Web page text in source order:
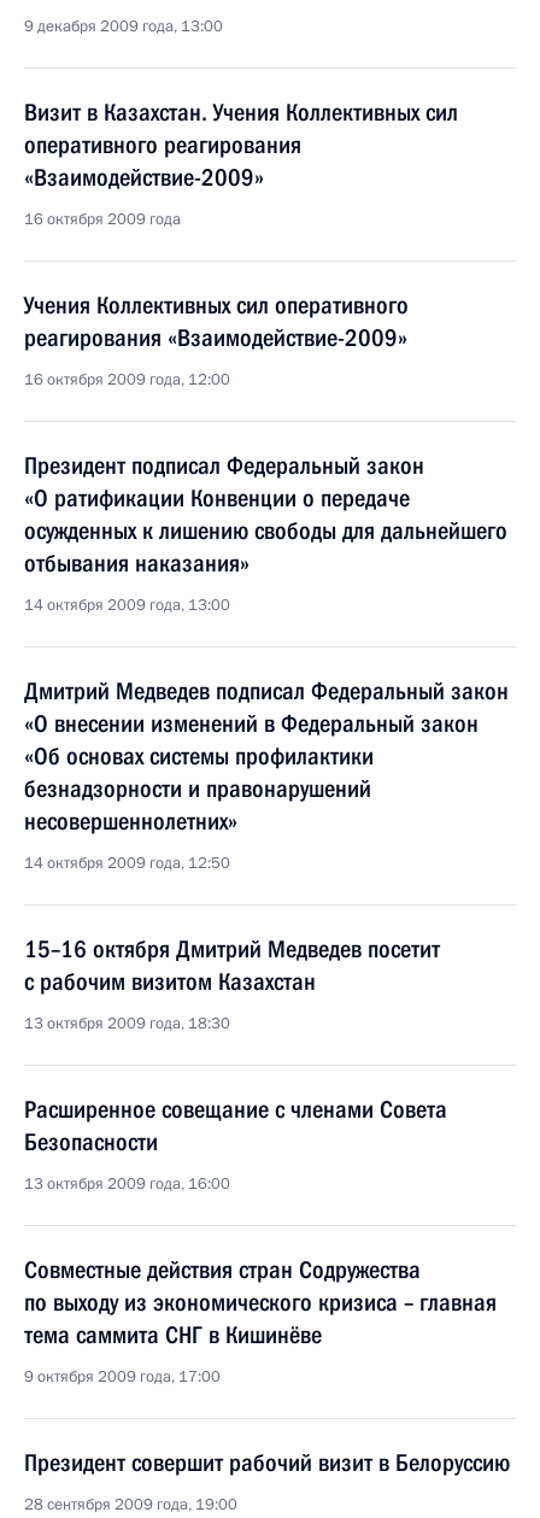
9 декабря 2009 года, 13:00
Визит в Казахстан. Учения Коллективных сил
оперативного реагирования
«Взаимодействие-2009»
16 октября 2009 года
Учения Коллективных сил оперативного
реагирования «Взаимодействие-2009»
16 октября 2009 года, 12:00
Президент подписал Федеральный закон
«О ратификации Конвенции о передаче
осужденных к лишению свободы для дальнейшего
отбывания наказания»
14 октября 2009 года, 13:00
Дмитрий Медведев подписал Федеральный закон
«О внесении изменений в Федеральный закон
«Об основах системы профилактики
безнадзорности и правонарушений
несовершеннолетних»
14 октября 2009 года, 12:50
15–16 октября Дмитрий Медведев посетит
с рабочим визитом Казахстан
13 октября 2009 года, 18:30
Расширенное совещание с членами Совета
Безопасности
13 октября 2009 года, 16:00
Совместные действия стран Содружества
по выходу из экономического кризиса – главная
тема саммита СНГ в Кишинёве
9 октября 2009 года, 17:00
Президент совершит рабочий визит в Белоруссию
28 сентября 2009 года, 19:00